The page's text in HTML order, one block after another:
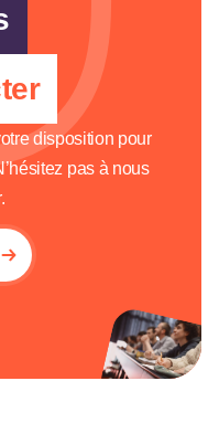
disposition pour
pas à nous